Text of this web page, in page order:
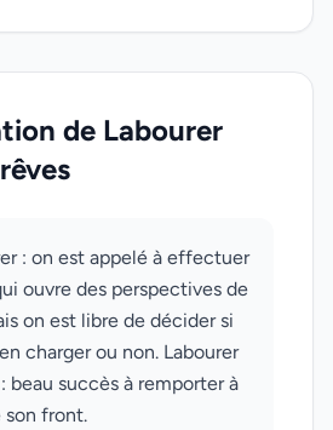
de Labourer
: on est appelé à effectuer
ouvre des perspectives de
on est libre de décider si
charger ou non. Labourer
beau succès à remporter à
son front.